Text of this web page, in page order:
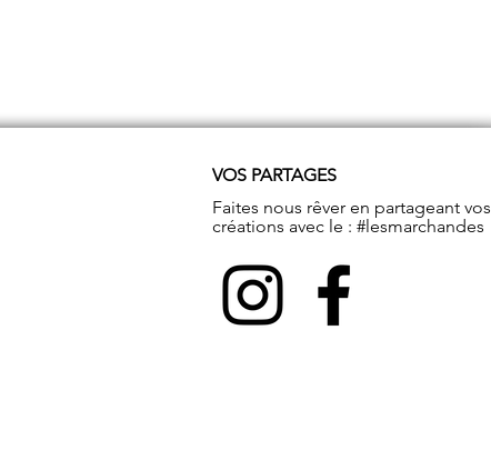
VOS PARTAGES
Faites nous rêver en partageant vos
créations avec le : #lesmarchandes